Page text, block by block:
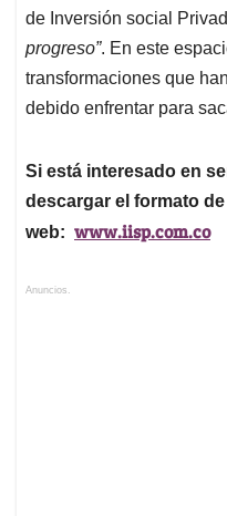
de Inversión social
progreso”. En este
transformaciones que
debido enfrentar para
Si está interesado en
descargar el formato
web: www.iisp.com.co
Anuncios.